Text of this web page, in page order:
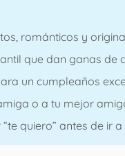
románticos y
que dan ganas de
un cumpleaños
o a tu mejor
quiero” antes de ir